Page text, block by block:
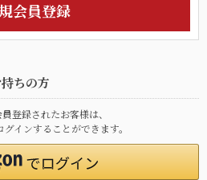
ちの方
登録されたお客様は、
インすることができます。